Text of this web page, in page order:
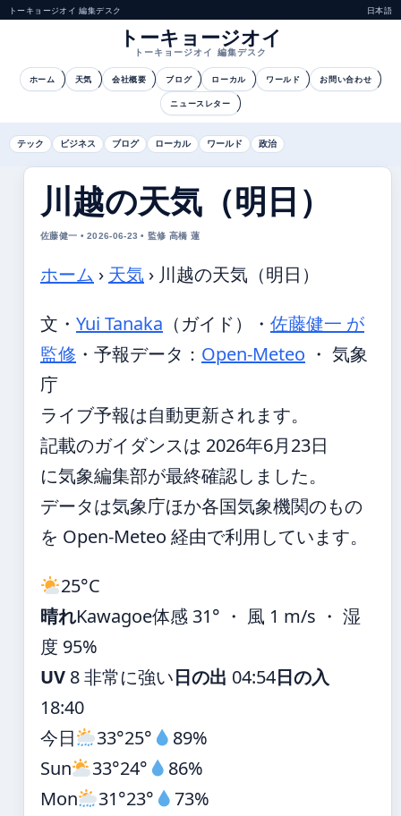
トーキョージオイ 編集デスク 日本語
トーキョージオイ
トーキョージオイ 編集デスク
ホーム 天気 会社概要 ブログ ローカル ワールド お問い合わせ
ニュースレター
テック ビジネス ブログ ローカル ワールド 政治
川越の天気（明日）
佐藤健一 • 2026-06-23 • 監修 高橋 蓮
ホーム › 天気 › 川越の天気（明日）
文・ Yui Tanaka （ガイド） ・ 佐藤健一 が
監修 ・ 予報データ： Open-Meteo ・ 気象
庁
ライブ予報は自動更新されます。
記載のガイダンスは 2026年6月23日
に気象編集部が最終確認しました。
データは気象庁ほか各国気象機関のもの
を Open-Meteo 経由で利用しています。
25°C
晴れKawagoe体感 31° ・ 風 1 m/s ・ 湿
度 95%
UV 8 非常に強い日の出 04:54日の入
18:40
今日
33°25°
89%
Sun
33°24°
86%
Mon
31°23°
73%